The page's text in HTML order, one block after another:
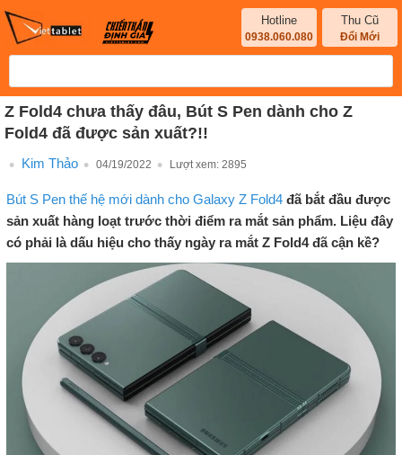
Hotline
0938.060.080
Thu Cũ
Đổi Mới
Z Fold4 chưa thấy đâu, Bút S Pen dành cho Z
Fold4 đã được sản xuất?!!
Kim Thảo 04/19/2022 Lượt xem: 2895
Bút S Pen thế hệ mới dành cho Galaxy Z Fold4đã bắt đầu được
sản xuất hàng loạt trước thời điểm ra mắt sản phẩm. Liệu đây
có phải là dấu hiệu cho thấy ngày ra mắt Z Fold4 đã cận kề?